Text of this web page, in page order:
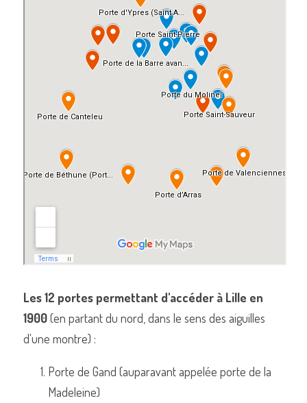
Les 12 portes permettant d'accéder à Lille en
1900 (en partant du nord, dans le sens des aiguilles
d'une montre) :
Porte de Gand (auparavant appelée porte de la
Madeleine)